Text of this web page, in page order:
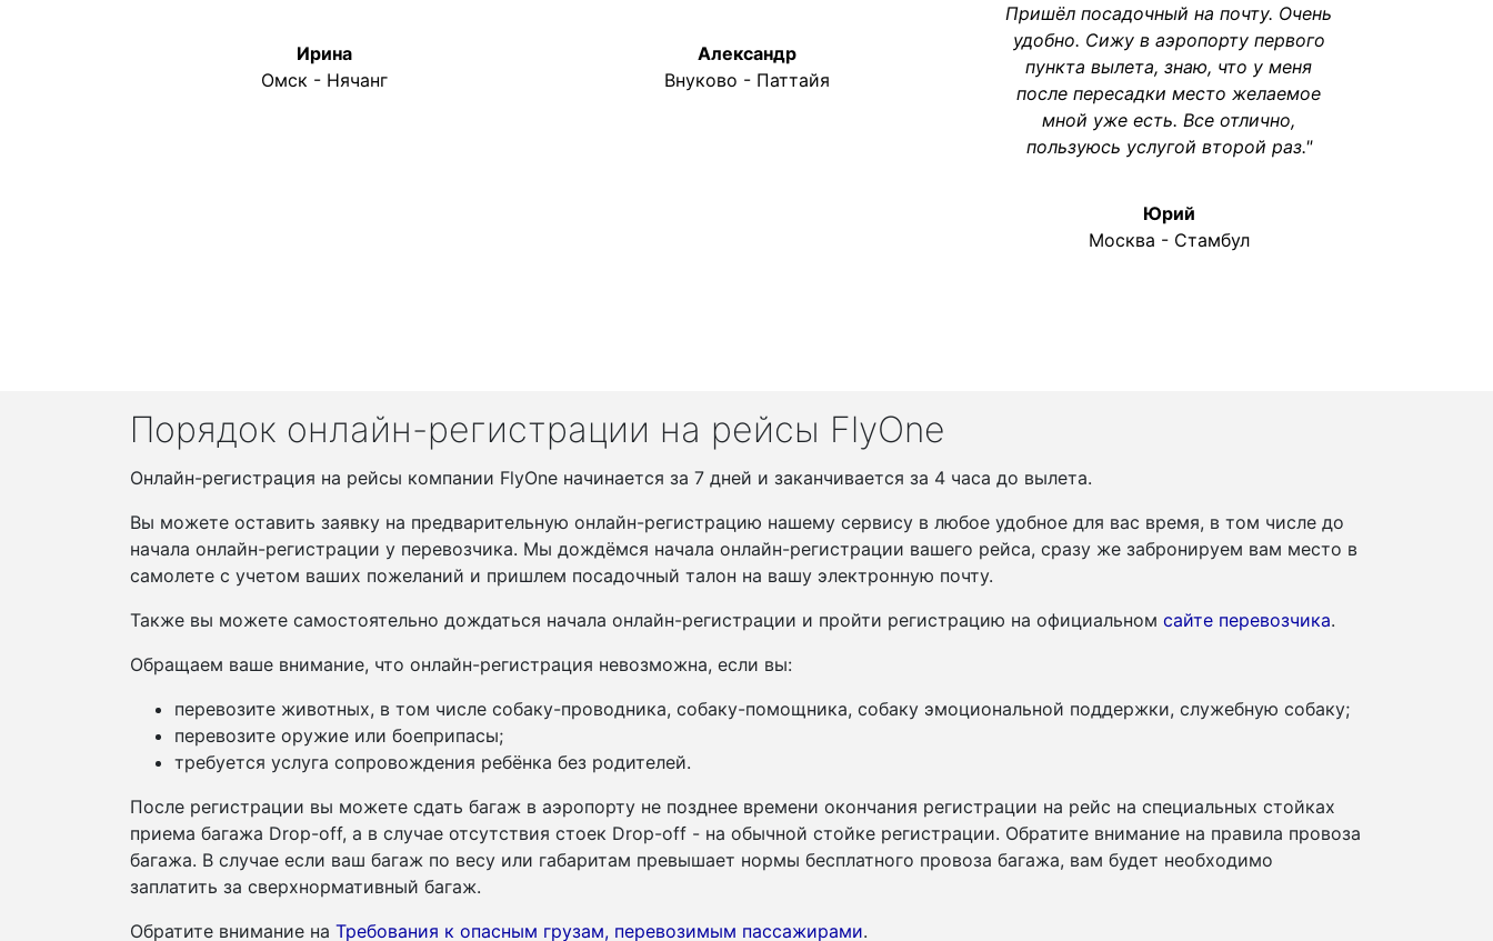
Ирина
Омск - Нячанг
Александр
Внуково - Паттайя
Пришёл посадочный на почту. Очень
удобно. Сижу в аэропорту первого
пункта вылета, знаю, что у меня
после пересадки место желаемое
мной уже есть. Все отлично,
пользуюсь услугой второй раз."
Юрий
Москва - Стамбул
Порядок онлайн-регистрации на рейсы FlyOne
Онлайн-регистрация на рейсы компании FlyOne начинается за 7 дней и заканчивается за 4 часа до вылета.
Вы можете оставить заявку на предварительную онлайн-регистрацию нашему сервису в любое удобное для вас время, в том числе до
начала онлайн-регистрации у перевозчика. Мы дождёмся начала онлайн-регистрации вашего рейса, сразу же забронируем вам место в
самолете с учетом ваших пожеланий и пришлем посадочный талон на вашу электронную почту.
Также вы можете самостоятельно дождаться начала онлайн-регистрации и пройти регистрацию на официальном сайте перевозчика.
Обращаем ваше внимание, что онлайн-регистрация невозможна, если вы:
перевозите животных, в том числе собаку-проводника, собаку-помощника, собаку эмоциональной поддержки, служебную собаку;
перевозите оружие или боеприпасы;
требуется услуга сопровождения ребёнка без родителей.
После регистрации вы можете сдать багаж в аэропорту не позднее времени окончания регистрации на рейс на специальных стойках
приема багажа Drop-off, а в случае отсутствия стоек Drop-off - на обычной стойке регистрации. Обратите внимание на правила провоза
багажа. В случае если ваш багаж по весу или габаритам превышает нормы бесплатного провоза багажа, вам будет необходимо
заплатить за сверхнормативный багаж.
Обратите внимание на Требования к опасным грузам, перевозимым пассажирами.